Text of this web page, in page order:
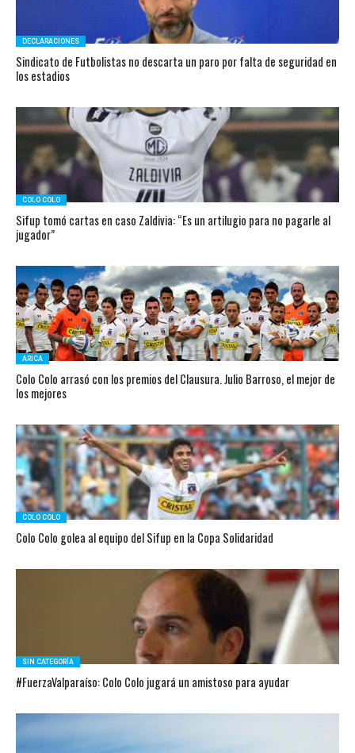
DECLARACIONES
Sindicato de Futbolistas no descarta un paro por falta de seguridad en
los estadios
COLO COLO
Sifup tomó cartas en caso Zaldivia: “Es un artilugio para no pagarle al
jugador”
ARICA
Colo Colo arrasó con los premios del Clausura. Julio Barroso, el mejor de
los mejores
COLO COLO
Colo Colo golea al equipo del Sifup en la Copa Solidaridad
SIN CATEGORÍA
#FuerzaValparaíso: Colo Colo jugará un amistoso para ayudar